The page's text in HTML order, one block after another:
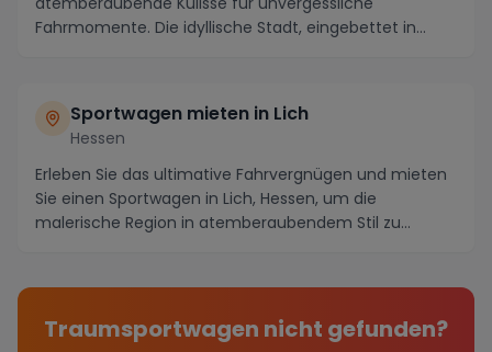
Fahrmomente. Die idyllische Stadt, eingebettet in
Sportwagen mieten in Lich
Hessen
Erleben Sie das ultimative Fahrvergnügen und mieten
Sie einen Sportwagen in Lich, Hessen, um die
malerische Region in atemberaubendem Stil zu
Traumsportwagen nicht gefunden?